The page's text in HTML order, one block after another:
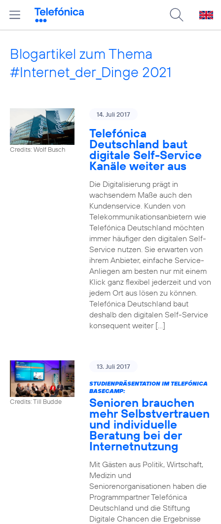
Blogartikel zum Thema
#Internet_der_Dinge 2021
Credits: Wolf Busch
14. Juli 2017
Telefónica
Deutschland baut
digitale Self-Service
Kanäle weiter aus
Die Digitalisierung prägt in
wachsendem Maße auch den
Kundenservice. Kunden von
Telekommunikationsanbietern wie
Telefónica Deutschland möchten
immer häufiger den digitalen Self-
Service nutzen. Sie erwarten von
ihrem Anbieter, einfache Service-
Anliegen am besten nur mit einem
Klick ganz flexibel jederzeit und von
jedem Ort aus lösen zu können.
Telefónica Deutschland baut
deshalb den digitalen Self-Service
konsequent weiter […]
Credits: Till Budde
13. Juli 2017
STUDIENPRÄSENTATION IM TELEFÓNICA
BASECAMP:
Senioren brauchen
mehr Selbstvertrauen
und individuelle
Beratung bei der
Internetnutzung
Mit Gästen aus Politik, Wirtschaft,
Medizin und
Seniorenorganisationen haben die
Programmpartner Telefónica
Deutschland und die Stiftung
Digitale Chancen die Ergebnisse